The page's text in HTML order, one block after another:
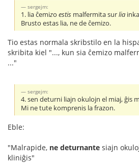
sergejm:
1. lia ĉemizoestis malfermita surlia
Brusto estas lia, ne de ĉemizo.
Tio estas normala skribstilo en la
skribita kiel "..., kun sia ĉemizo
..."
sergejm:
4. sen deturni liajn okulojn el miaj, ĝis
Mi ne tute komprenis la frazon.
Eble:
"Malrapide, ne deturnante siajn
kliniĝis"